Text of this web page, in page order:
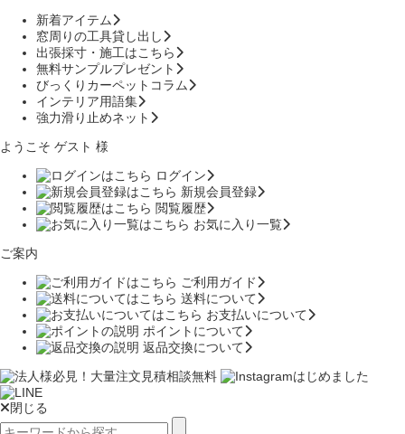
新着アイテム
窓周りの工具貸し出し
出張採寸・施工はこちら
無料サンプルプレゼント
びっくりカーペットコラム
インテリア用語集
強力滑り止めネット
ようこそ ゲスト 様
ログイン
新規会員登録
閲覧履歴
お気に入り一覧
ご案内
ご利用ガイド
送料について
お支払いについて
ポイントについて
返品交換について
閉じる